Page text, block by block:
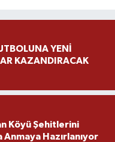
YENİ
KAZANDIRACAK
Köyü Şehitlerini
Anmaya Hazırlanıyor